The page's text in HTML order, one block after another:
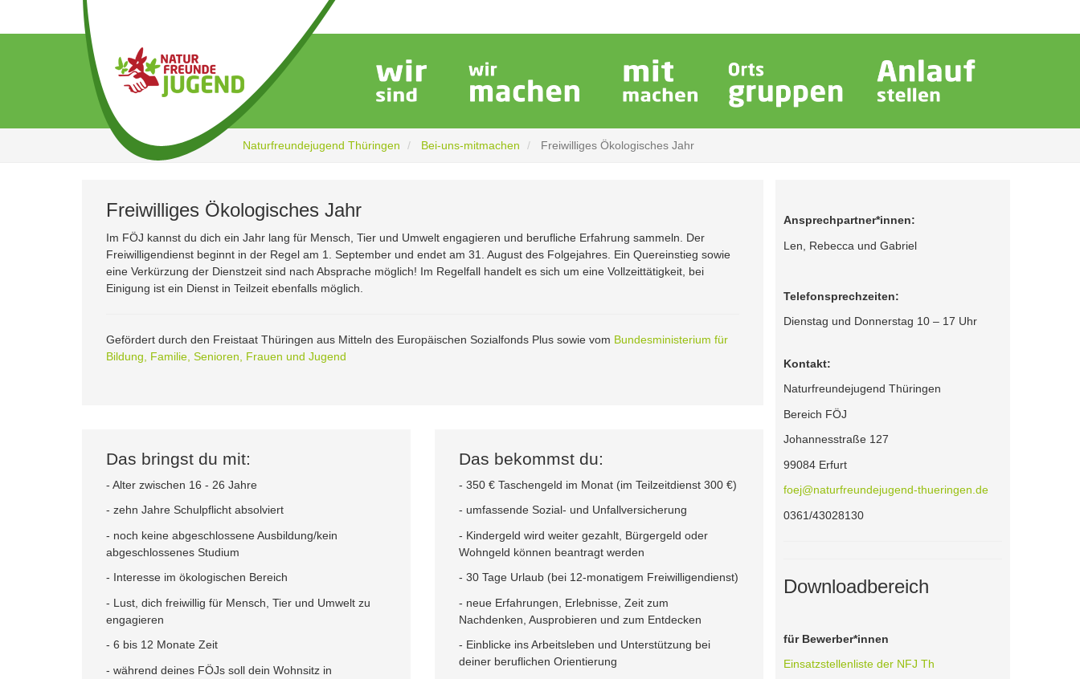
Naturfreundejugend Thüringen Bei-uns-mitmachen Freiwilliges Ökologisches Jahr
Freiwilliges Ökologisches Jahr
Im FÖJ kannst du dich ein Jahr lang für Mensch, Tier und Umwelt engagieren und berufliche Erfahrung sammeln. Der
Freiwilligendienst beginnt in der Regel am 1. September und endet am 31. August des Folgejahres. Ein Quereinstieg sowie
eine Verkürzung der Dienstzeit sind nach Absprache möglich! Im Regelfall handelt es sich um eine Vollzeittätigkeit, bei
Einigung ist ein Dienst in Teilzeit ebenfalls möglich.
Gefördert durch den Freistaat Thüringen aus Mitteln des Europäischen Sozialfonds Plus sowie vom Bundesministerium für
Bildung, Familie, Senioren, Frauen und Jugend
Das bringst du mit:
- Alter zwischen 16 - 26 Jahre
- zehn Jahre Schulpflicht absolviert
- noch keine abgeschlossene Ausbildung/kein
abgeschlossenes Studium
- Interesse im ökologischen Bereich
- Lust, dich freiwillig für Mensch, Tier und Umwelt zu
engagieren
- 6 bis 12 Monate Zeit
- während deines FÖJs soll dein Wohnsitz in
Das bekommst du:
- 350 € Taschengeld im Monat (im Teilzeitdienst 300 €)
- umfassende Sozial- und Unfallversicherung
- Kindergeld wird weiter gezahlt, Bürgergeld oder
Wohngeld können beantragt werden
- 30 Tage Urlaub (bei 12-monatigem Freiwilligendienst)
- neue Erfahrungen, Erlebnisse, Zeit zum
Nachdenken, Ausprobieren und zum Entdecken
- Einblicke ins Arbeitsleben und Unterstützung bei
deiner beruflichen Orientierung
Ansprechpartner*innen:
Len, Rebecca und Gabriel
Telefonsprechzeiten:
Dienstag und Donnerstag 10 – 17 Uhr
Kontakt:
Naturfreundejugend Thüringen
Bereich FÖJ
Johannesstraße 127
99084 Erfurt
foej@naturfreundejugend-thueringen.de
0361/43028130
Downloadbereich
für Bewerber*innen
Einsatzstellenliste der NFJ Th